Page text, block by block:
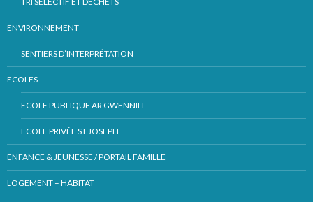
ENVIRONNEMENT
SENTIERS D’INTERPRÉTATION
ECOLES
ECOLE PUBLIQUE AR GWENNILI
ECOLE PRIVÉE ST JOSEPH
ENFANCE & JEUNESSE / PORTAIL FAMILLE
LOGEMENT – HABITAT